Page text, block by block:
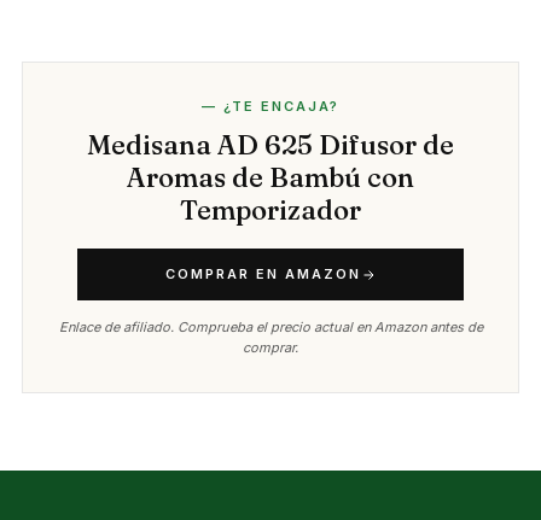
— ¿TE ENCAJA?
Medisana AD 625 Difusor de
Aromas de Bambú con
Temporizador
COMPRAR EN AMAZON
Enlace de afiliado. Comprueba el precio actual en Amazon antes de
comprar.